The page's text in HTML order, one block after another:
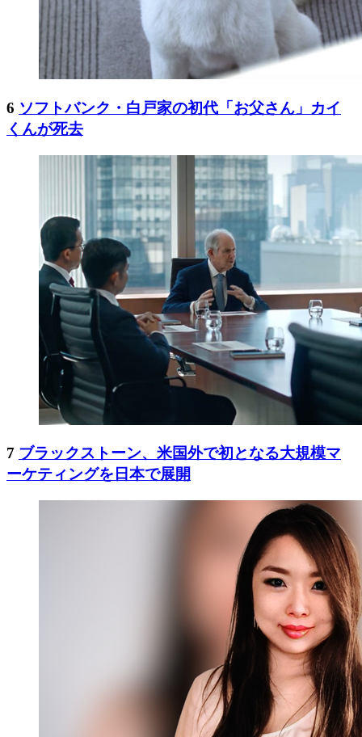
6 ソフトバンク・白戸家の初代「お父さん」カイ
くんが死去
7 ブラックストーン、米国外で初となる大規模マ
ーケティングを日本で展開